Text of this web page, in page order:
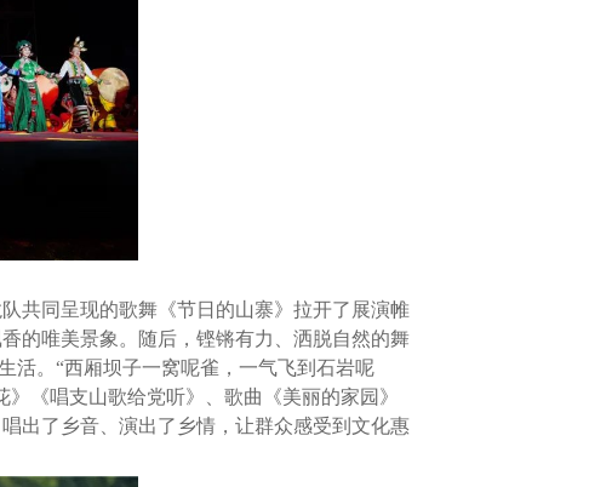
同呈现的歌舞《节日的山寨》拉开了展演帷
的唯美景象。随后，铿锵有力、洒脱自然的舞
活。“西厢坝子一窝呢雀，一气飞到石岩呢
《唱支山歌给党听》、歌曲《美丽的家园》
出了乡音、演出了乡情，让群众感受到文化惠